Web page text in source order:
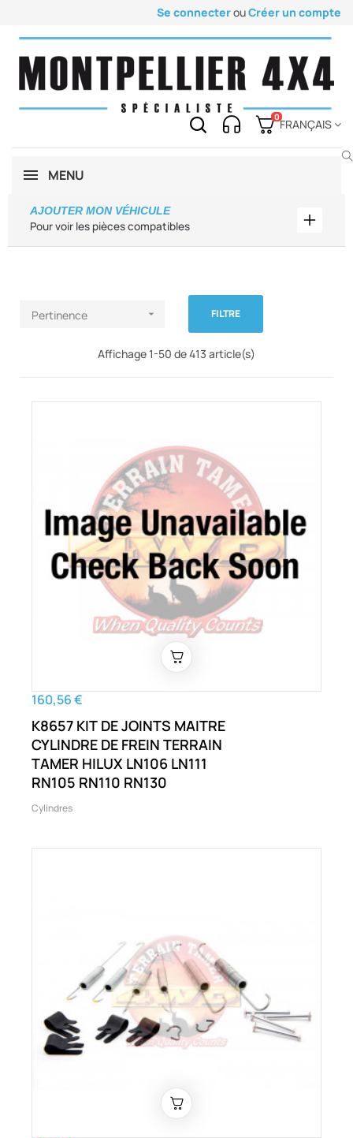
Se connecterouCréer un compte
0
FRANÇAIS
MENU
Pour voir les pièces compatibles
AJOUTER MON VÉHICULE
Pertinence  FILTRE
Affichage 1-50 de 413 article(s)
160,56 €
K8657 KIT DE JOINTS MAITRE
CYLINDRE DE FREIN TERRAIN
TAMER HILUX LN106 LN111
RN105 RN110 RN130
Cylindres